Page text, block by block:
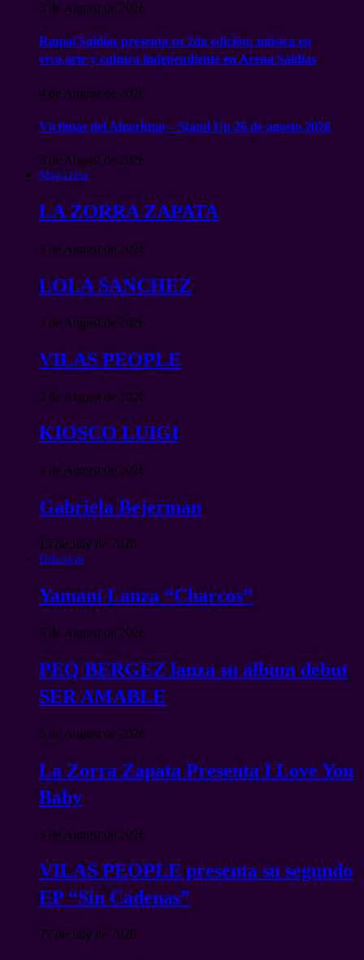
5 de August de 2026
Ramal Saldías presenta su 2da edición: música en
vivo,arte y cultura independiente en Arena Saldías
4 de August de 2026
Víctimas del Algoritmo – Stand Up 26 de agosto 2026
3 de August de 2026
Magazine
LA ZORRA ZAPATA
3 de August de 2026
LOLA SANCHEZ
3 de August de 2026
VILAS PEOPLE
3 de August de 2026
KIOSCO LUIGI
3 de August de 2026
Gabriela Bejerman
15 de July de 2026
Difusion
Yamaní Lanza “Charcos”
5 de August de 2026
PEQ BERGEZ lanza su álbum debut
SER AMABLE
5 de August de 2026
La Zorra Zapata Presenta I Love You
Baby
3 de August de 2026
VILAS PEOPLE presenta su segundo
EP “Sin Cadenas”
27 de July de 2026